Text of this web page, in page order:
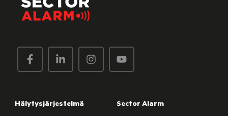
Hälytysjärjestelmä Sector Alarm